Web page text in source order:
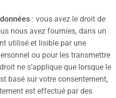
: vous avez le droit de
nous avez fournies, dans un
utilisé et lisible par une
ou pour les transmettre
ne s’applique que lorsque le
basé sur votre consentement,
est effectué par des